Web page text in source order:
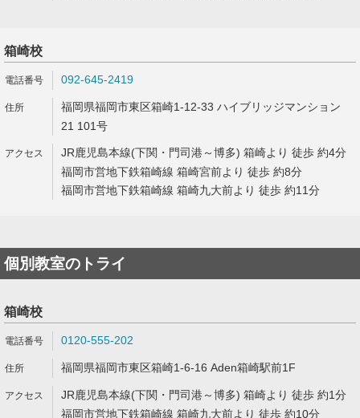
箱崎校
092-645-2419
福岡県福岡市東区箱崎1-12-33 ハイブリッジマンション
21 101号
JR鹿児島本線(下関・門司港～博多) 箱崎より 徒歩 約4分
福岡市営地下鉄箱崎線 箱崎宮前より 徒歩 約8分
福岡市営地下鉄箱崎線 箱崎九大前より 徒歩 約11分
個別教室のトライ
箱崎校
0120-555-202
福岡県福岡市東区箱崎1-6-16 Aden箱崎駅前1F
JR鹿児島本線(下関・門司港～博多) 箱崎より 徒歩 約1分
福岡市営地下鉄箱崎線 箱崎九大前より 徒歩 約10分